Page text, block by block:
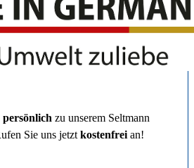
persönlich zu unserem Seltmann
Sie uns jetzt kostenfrei an!